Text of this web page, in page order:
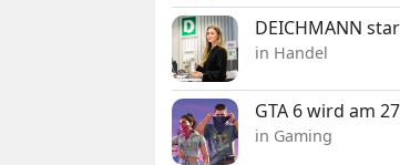
DEICHMANN
in Handel
GTA 6 wird am
in Gaming